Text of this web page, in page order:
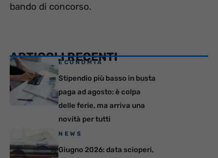
bando di concorso.
ARTICOLI RECENTI
ECONOMIA
Stipendio più basso in busta
paga ad agosto: è colpa
delle ferie, ma arriva una
novità per tutti
NEWS
Giugno 2026: data scioperi,